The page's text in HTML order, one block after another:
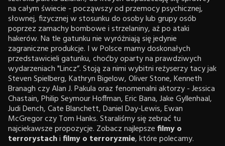
na całym świecie - począwszy od przemocy psychicznej,
słownej, fizycznej w stosunku do osoby lub grupy osób
poprzez zamachy bombowe i strzelaniny, aż po ataki
hakerów. Na tle gatunku nie wyróżniają się jedynie
zagraniczne produkcje. I w Polsce mamy doskonałych
przedstawicieli gatunku, choćby oparty na prawdziwych
wydarzeniach "Lincz”. Stoją za nimi wybitni reżyserzy tacy jak
Steven Spielberg, Kathryn Bigelow, Oliver Stone, Kenneth
Branagh czy Alan J. Pakula oraz fenomenalni aktorzy - Jessica
Chastain, Philip Seymour Hoffman, Eric Bana, Jake Gyllenhaal,
Judi Dench, Cate Blanchett, Daniel Day-Lewis, Ewan
McGregor czy Tom Hanks. Staraliśmy się zebrać tu
najciekawsze propozycje. Zobacz najlepszefilmy o
terrorystachifilmy o terroryzmie, które polecamy.